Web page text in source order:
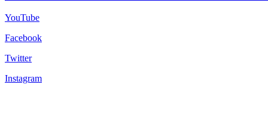
YouTube
Facebook
Twitter
Instagram